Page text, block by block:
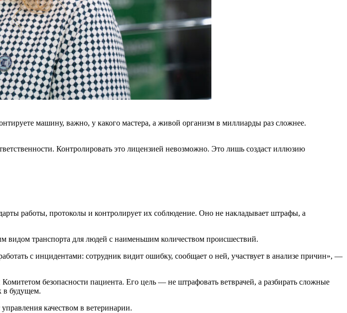
машину, важно, у какого мастера, а живой организм в миллиарды раз сложнее.
Контролировать это лицензией невозможно. Это лишь создаст иллюзию
работы, протоколы и контролирует их соблюдение. Оно не накладывает штрафы, а
видом транспорта для людей с наименьшим количеством происшествий.
с инцидентами: сотрудник видит ошибку, сообщает о ней, участвует в анализе причин», —
безопасности пациента. Его цель — не штрафовать ветврачей, а разбирать сложные
в будущем.
качеством в ветеринарии.